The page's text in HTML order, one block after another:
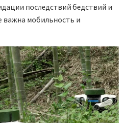
последствий бедствий и
важна мобильность и